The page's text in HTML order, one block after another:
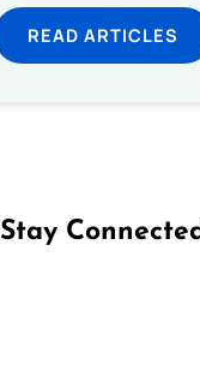
READ ARTICLES
Stay Connected